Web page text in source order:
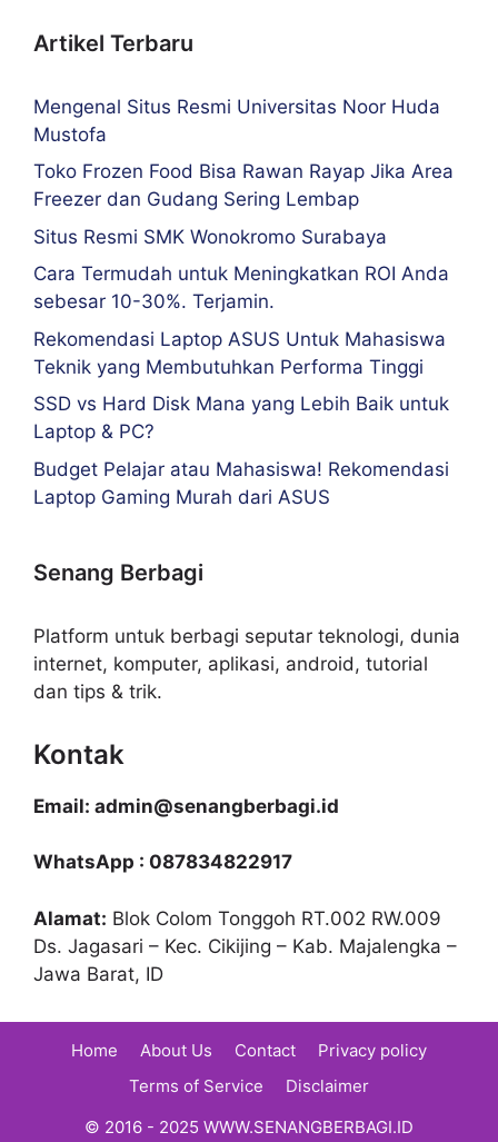
Artikel Terbaru
Mengenal Situs Resmi Universitas Noor Huda
Mustofa
Toko Frozen Food Bisa Rawan Rayap Jika Area
Freezer dan Gudang Sering Lembap
Situs Resmi SMK Wonokromo Surabaya
Cara Termudah untuk Meningkatkan ROI Anda
sebesar 10-30%. Terjamin.
Rekomendasi Laptop ASUS Untuk Mahasiswa
Teknik yang Membutuhkan Performa Tinggi
SSD vs Hard Disk Mana yang Lebih Baik untuk
Laptop & PC?
Budget Pelajar atau Mahasiswa! Rekomendasi
Laptop Gaming Murah dari ASUS
Senang Berbagi
Platform untuk berbagi seputar teknologi, dunia
internet, komputer, aplikasi, android, tutorial
dan tips & trik.
Kontak
Email: admin@senangberbagi.id
WhatsApp : 087834822917
Alamat: Blok Colom Tonggoh RT.002 RW.009
Ds. Jagasari – Kec. Cikijing – Kab. Majalengka –
Jawa Barat, ID
Home About Us Contact
Privacy policy
Terms of Service
Disclaimer
© 2016 - 2025 WWW.SENANGBERBAGI.ID